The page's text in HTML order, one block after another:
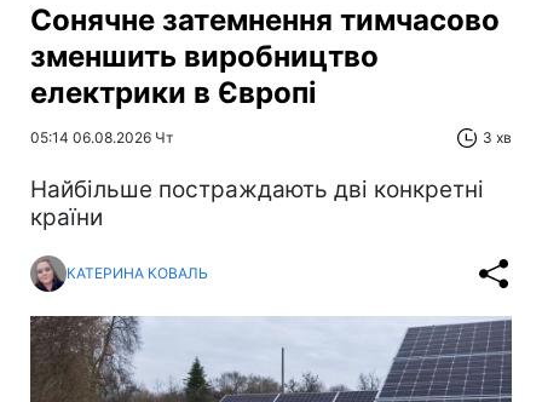
Сонячне затемнення тимчасово
зменшить виробництво
електрики в Європі
05:14 06.08.2026 Чт 3 хв
Найбільше постраждають дві конкретні
країни
КАТЕРИНА КОВАЛЬ